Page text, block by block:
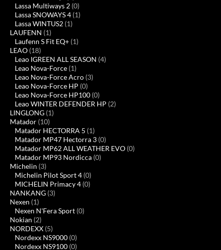
Lassa Multiways 2 (0)
Lassa SNOWAYS 4 (1)
Lassa WINTUS2 (1)
LAUFENN (1)
Laufenn S Fit EQ+ (1)
LEAO (18)
Leao IGREEN ALL SEASON (4)
Leao Nova-Force (1)
Leao Nova-Force Acro (3)
Leao Nova-Force HP (0)
Leao Nova-Force HP100 (0)
Leao WINTER DEFENDER HP (2)
LINGLONG (1)
Matador (10)
Matador HECTORRA 5 (1)
Matador MP47 Hectorra 3 (0)
Matador MP62 ALL WEATHER EVO (0)
Matador MP93 Nordicca (0)
Michelin (3)
Michelin Pilot Sport 4 (0)
MICHELIN Primacy 4 (0)
NANKANG (3)
Nexen (1)
Nexen N'Fera Sport (0)
Nokian (2)
NORDEXX (5)
Nordexx NS9000 (0)
Nordexx NS9100 (0)